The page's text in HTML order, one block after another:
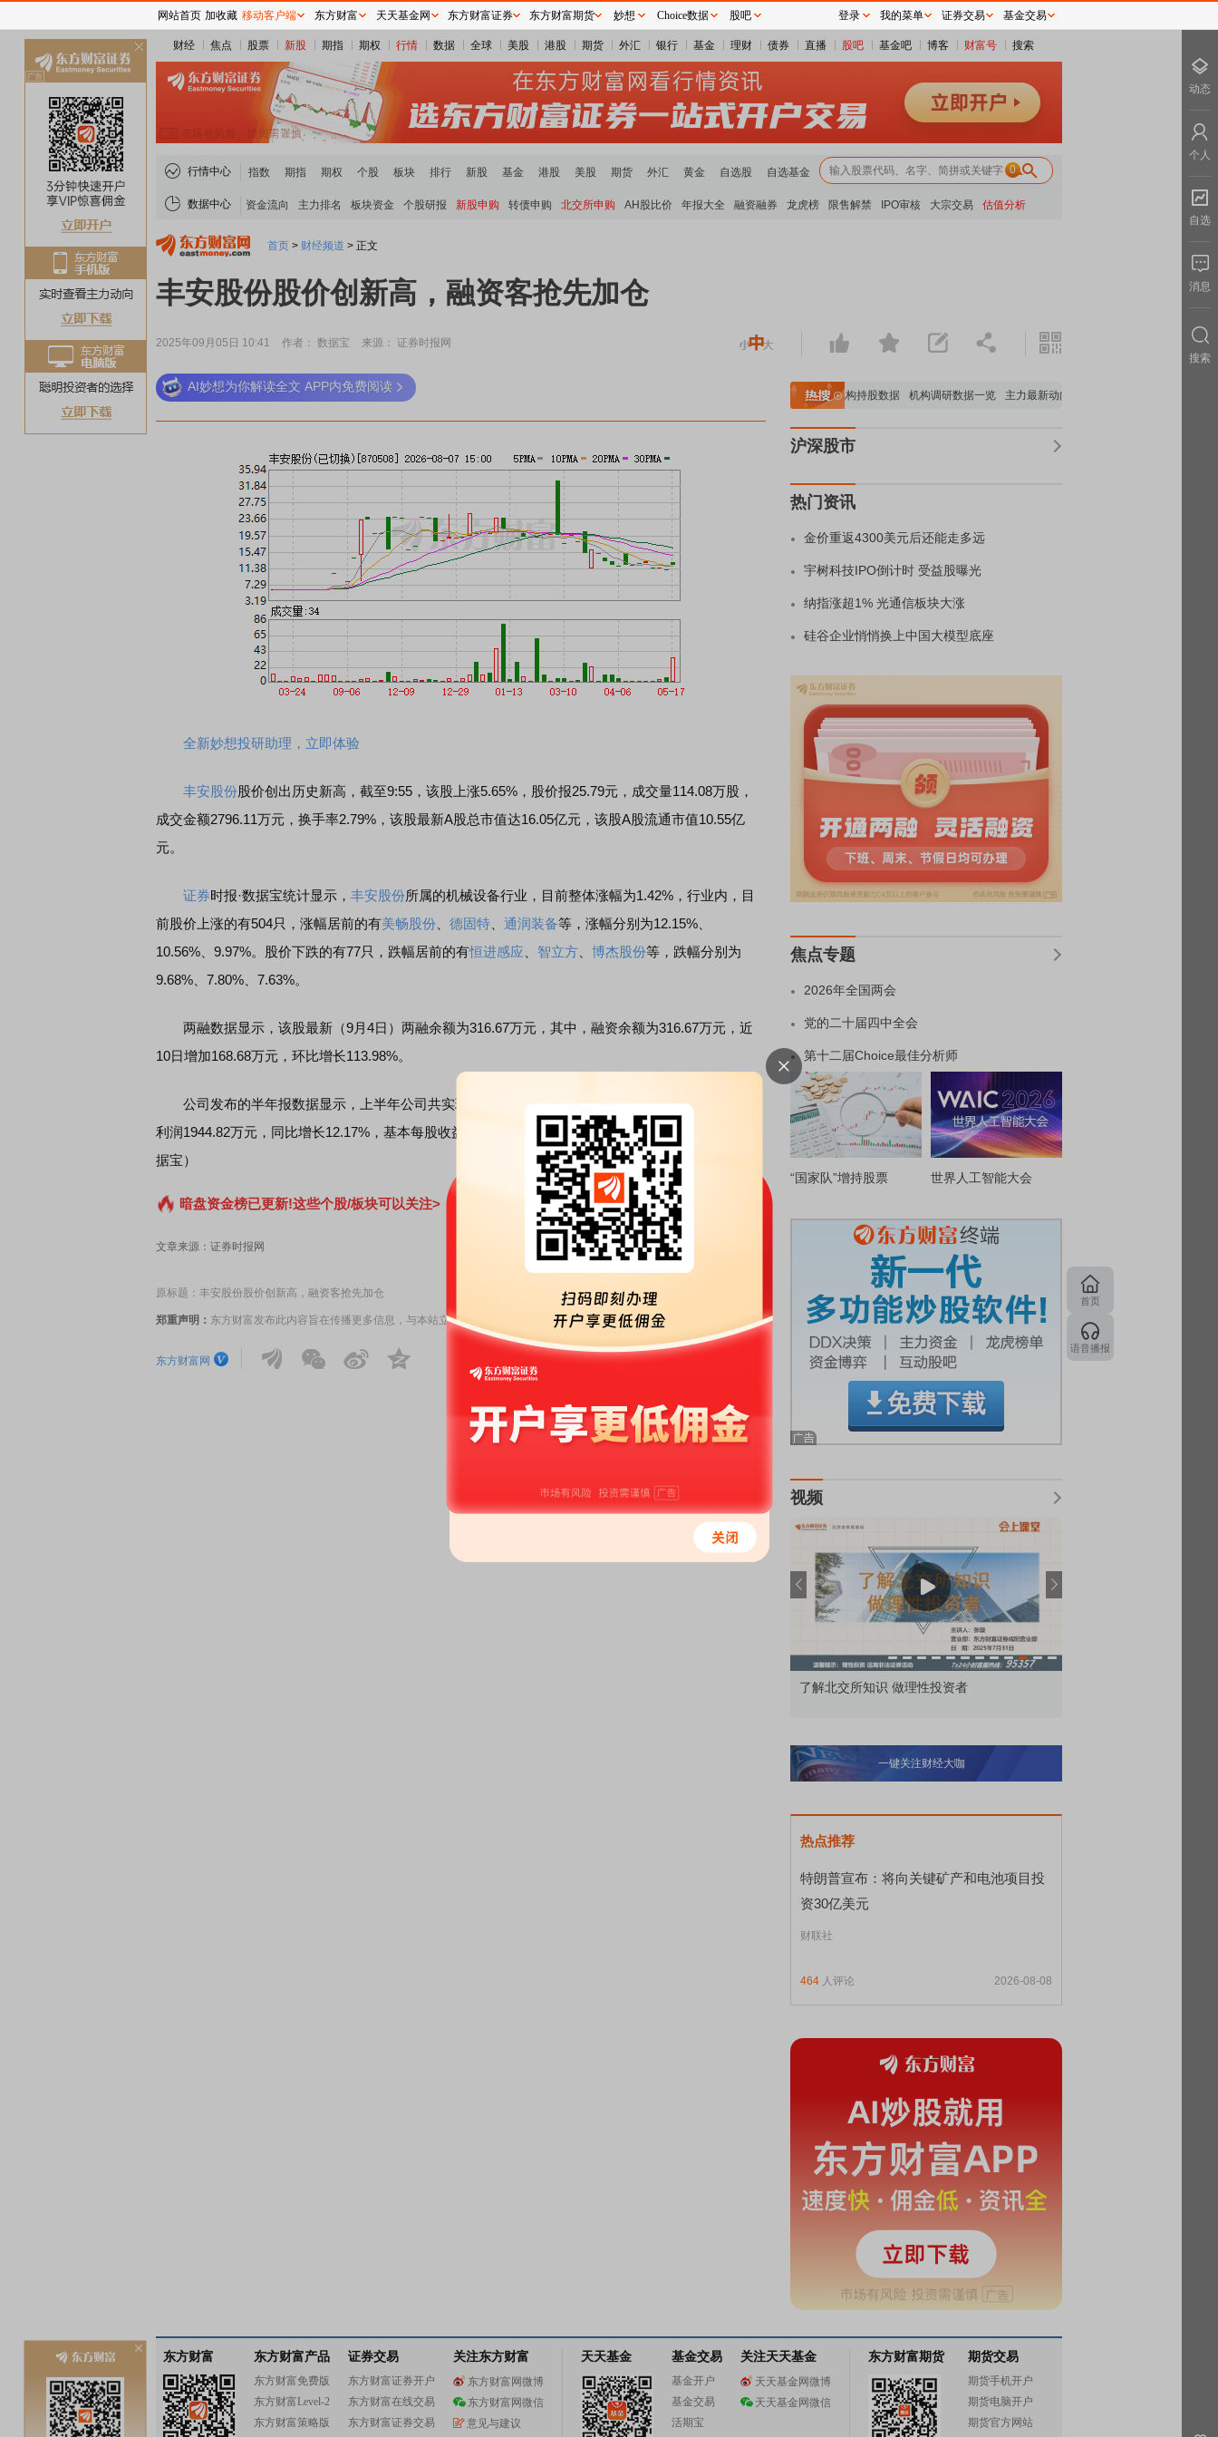
财经 焦点 股票 新股 期指 期权 行情 数据 全球 美股 港股 期货 外汇 银行 基金 理财 债券 直播 股吧 基金吧 博客 财富号 搜索
行情中心 指数 期指 期权 个股 板块 排行 新股 基金 港股 美股 期货 外汇 黄金 自选股 自选基金 0
数据中心 资金流向 主力排名 板块资金 个股研报 新股申购 转债申购 北交所申购 AH股比价 年报大全 融资融券 龙虎榜 限售解禁 IPO审核 大宗交易 估值分析
首页 > 财经频道 > 正文
丰安股份股价创新高，融资客抢先加仓
2025年09月05日 10:41 作者： 数据宝 来源： 证券时报网
AI妙想为你解读全文 APP内免费阅读
全新妙想投研助理，立即体验
丰安股份股价创出历史新高，截至9:55，该股上涨5.65%，股价报25.79元，成交量114.08万股，
成交金额2796.11万元，换手率2.79%，该股最新A股总市值达16.05亿元，该股A股流通市值10.55亿
元。
证券时报·数据宝统计显示， 丰安股份所属的机械设备行业，目前整体涨幅为1.42%，行业内，目
前股价上涨的有504只，涨幅居前的有美畅股份 德固特 通润装备等，涨幅分别为12.15%、
10.56%、9.97%。股价下跌的有77只，跌幅居前的有恒进感应 智立方 博杰股份等，跌幅分别为
9.68%、7.80%、7.63%。
两融数据显示，该股最新（9月4日）两融余额为316.67万元，其中，融资余额为316.67万元，近
10日增加168.68万元，环比增长113.98%。
公司发布的半年报数据显示，上半年公司共实现营业收入7714.27万元，同比增长2.55%，实现净
利润1944.82万元，同比增长12.17%，基本每股收益为0.3100元，加权平均净资产收益率4.10%。（数
据宝）
暗盘资金榜已更新!这些个股/板块可以关注>
文章来源：证券时报网
原标题：丰安股份股价创新高，融资客抢先加仓
郑重声明： 东方财富发布此内容旨在传播更多信息，与本站立场无关，不构成投资建议。据此操作，风险自担。 举报
东方财富网
稀土板块领涨 重要机构持股数据 机构调研数据一览 主力最新动向
沪深股市
热门资讯
金价重返4300美元后还能走多远
宇树科技IPO倒计时 受益股曝光
纳指涨超1% 光通信板块大涨
硅谷企业悄悄换上中国大模型底座
焦点专题
2026年全国两会
党的二十届四中全会
第十二届Choice最佳分析师
“国家队”增持股票 世界人工智能大会
视频
市价委托那么多种，究竟怎么用？
一键关注财经大咖
热点推荐
特朗普宣布：将向关键矿产和电池项目投
资30亿美元
财联社
464 人评论 2026-08-08
首页
语音播报
东方财富 东方财富产品
东方财富免费版
东方财富Level-2
东方财富策略版
证券交易
东方财富证券开户
东方财富在线交易
东方财富证券交易
关注东方财富
东方财富网微博
东方财富网微信
意见与建议
天天基金 基金交易
基金开户
基金交易
活期宝
关注天天基金
天天基金网微博
天天基金网微信
东方财富期货 期货交易
期货手机开户
期货电脑开户
期货官方网站
网站首页 加收藏 移动客户端 东方财富 天天基金网 东方财富证券 东方财富期货 妙想 Choice数据 股吧 登录 我的菜单 证券交易 基金交易
动态
个人
自选
消息
搜索
关